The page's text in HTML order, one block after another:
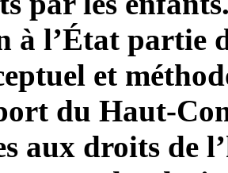
à l’État partie
et
du Haut-
aux droits de